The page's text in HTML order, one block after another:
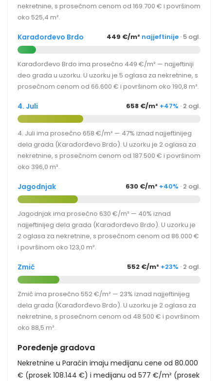
nekretnine, s prosečnom cenom od 169.700 € i površinom
oko 525,4 m².
Karađorđevo Brdo 449 €/m² najjeftinije · 5 ogl.
Karađorđevo Brdo ima prosečno 449 €/m² — najjeftiniji
deo grada u uzorku. U uzorku je 5 oglasa za nekretnine, s
prosečnom cenom od 66.600 € i površinom oko 190,8 m².
4. Juli 658 €/m² +47% · 2 ogl.
4. Juli ima prosečno 658 €/m² — 47% iznad najjeftinijeg
dela grada (Karađorđevo Brdo). U uzorku je 2 oglasa za
nekretnine, s prosečnom cenom od 187.500 € i površinom
oko 396,0 m².
Jagodnjak 630 €/m² +40% · 2 ogl.
Jagodnjak ima prosečno 630 €/m² — 40% iznad
najjeftinijeg dela grada (Karađorđevo Brdo). U uzorku je
2 oglasa za nekretnine, s prosečnom cenom od 86.000 €
i površinom oko 123,0 m².
Zmič 552 €/m² +23% · 2 ogl.
Zmič ima prosečno 552 €/m² — 23% iznad najjeftinijeg
dela grada (Karađorđevo Brdo). U uzorku je 2 oglasa za
nekretnine, s prosečnom cenom od 48.500 € i površinom
oko 88,5 m².
Poređenje gradova
Nekretnine u Paraćin imaju medijanu cene od 80.000
€ (prosek 108.144 €) i medijanu od 577 €/m² (prosek